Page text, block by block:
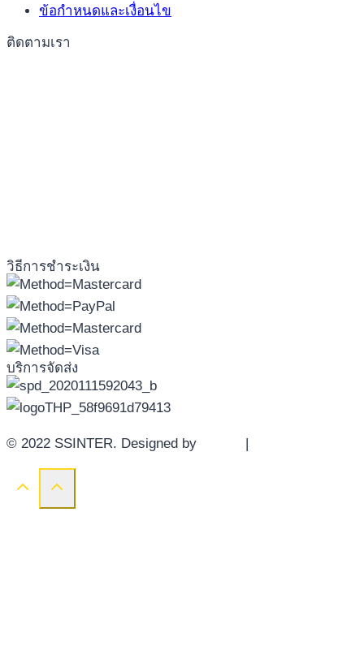
ข้อกำหนดและเงื่อนไข
ติดตามเรา
วิธีการชำระเงิน
บริการจัดส่ง
© 2022 SSINTER. Designed by